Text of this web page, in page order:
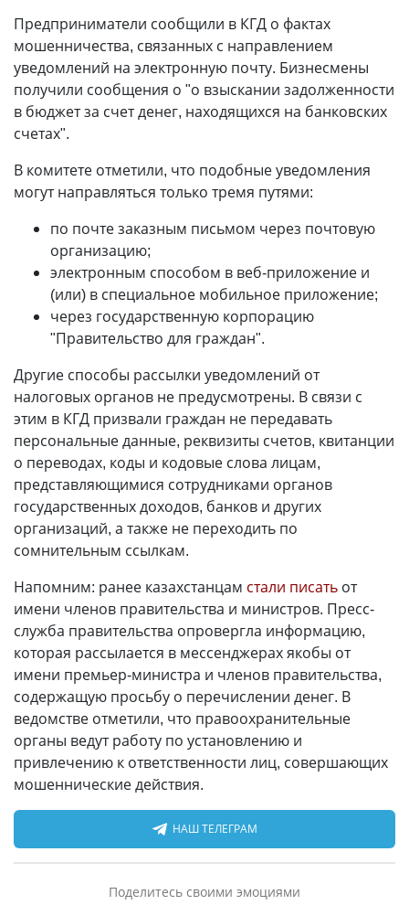
Предприниматели сообщили в КГД о фактах
мошенничества, связанных с направлением
уведомлений на электронную почту. Бизнесмены
получили сообщения о "о взыскании задолженности
в бюджет за счет денег, находящихся на банковских
счетах".
В комитете отметили, что подобные уведомления
могут направляться только тремя путями:
по почте заказным письмом через почтовую
организацию;
электронным способом в веб-приложение и
(или) в специальное мобильное приложение;
через государственную корпорацию
"Правительство для граждан".
Другие способы рассылки уведомлений от
налоговых органов не предусмотрены. В связи с
этим в КГД призвали граждан не передавать
персональные данные, реквизиты счетов, квитанции
о переводах, коды и кодовые слова лицам,
представляющимися сотрудниками органов
государственных доходов, банков и других
организаций, а также не переходить по
сомнительным ссылкам.
Напомним: ранее казахстанцам стали писать от
имени членов правительства и министров. Пресс-
служба правительства опровергла информацию,
которая рассылается в мессенджерах якобы от
имени премьер-министра и членов правительства,
содержащую просьбу о перечислении денег. В
ведомстве отметили, что правоохранительные
органы ведут работу по установлению и
привлечению к ответственности лиц, совершающих
мошеннические действия.
НАШ ТЕЛЕГРАМ
Поделитесь своими эмоциями